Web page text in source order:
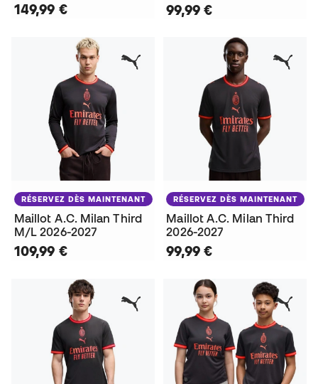
149,99 € 99,99 €
RÉSERVEZ DÈS MAINTENANT
Maillot A.C. Milan Third
M/L 2026-2027
109,99 €
RÉSERVEZ DÈS MAINTENANT
Maillot A.C. Milan Third
2026-2027
99,99 €